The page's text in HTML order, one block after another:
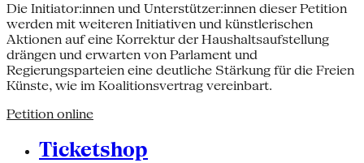
Die Initiator:innen und Unterstützer:innen dieser Petition
werden mit weiteren Initiativen und künstlerischen
Aktionen auf eine Korrektur der Haushaltsaufstellung
drängen und erwarten von Parlament und
Regierungsparteien eine deutliche Stärkung für die Freien
Künste, wie im Koalitionsvertrag vereinbart.
Petition online
Ticketshop